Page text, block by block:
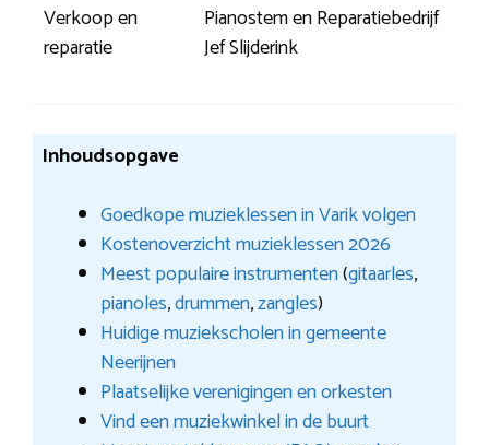
Verkoop en
reparatie
Pianostem en Reparatiebedrijf
Jef Slijderink
Inhoudsopgave
Goedkope muzieklessen in Varik volgen
Kostenoverzicht muzieklessen 2026
Meest populaire instrumenten(gitaarles,
pianoles,drummen,zangles)
Huidige muziekscholen in gemeente
Neerijnen
Plaatselijke verenigingen en orkesten
Vind een muziekwinkel in de buurt